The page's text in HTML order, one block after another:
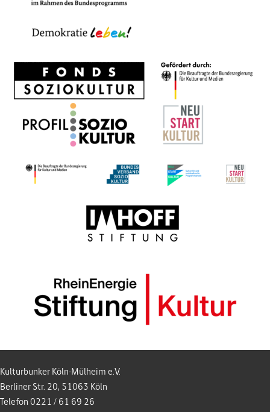
Kulturbunker Köln-Mülheim e.V.
Berliner Str. 20, 51063 Köln
Telefon 0221 / 61 69 26